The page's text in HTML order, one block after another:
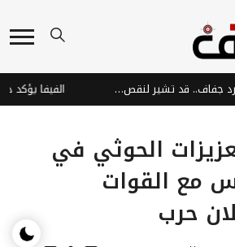
تشققات زوايا الفم: ليست مجرد جفاف.. قد تشير لنقص فيتامينات وحديد!
الحوثي في
مع القوات
حرب